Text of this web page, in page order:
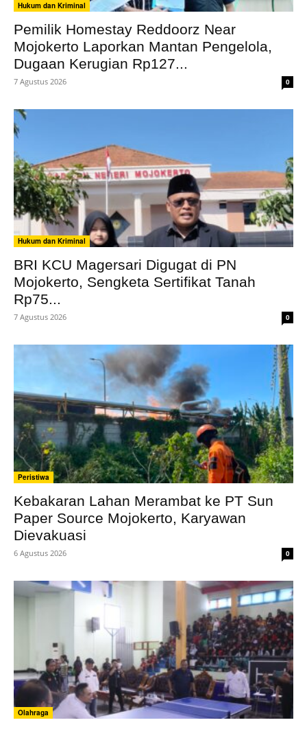
Hukum dan Kriminal
Pemilik Homestay Reddoorz Near
Mojokerto Laporkan Mantan Pengelola,
Dugaan Kerugian Rp127...
7 Agustus 2026 0
Hukum dan Kriminal
BRI KCU Magersari Digugat di PN
Mojokerto, Sengketa Sertifikat Tanah
Rp75...
7 Agustus 2026 0
Peristiwa
Kebakaran Lahan Merambat ke PT Sun
Paper Source Mojokerto, Karyawan
Dievakuasi
6 Agustus 2026 0
Olahraga